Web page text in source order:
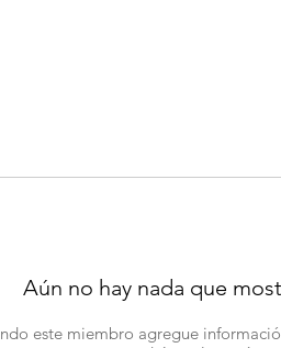
Aún no hay nada que
este miembro agregue